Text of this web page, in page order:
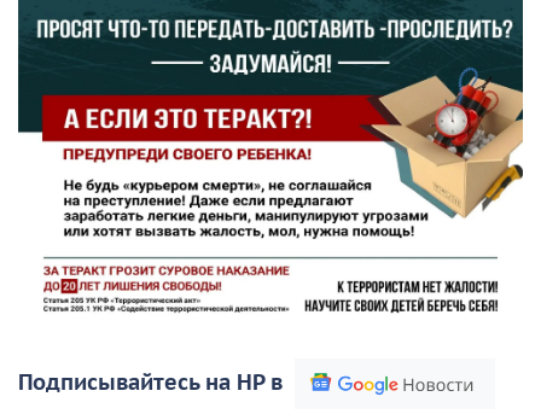
Подписывайтесь на НР в